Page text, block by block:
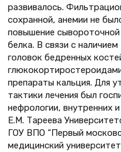
развивалось.
сохранной, анемии не
повышение
белка. В связи с
головок бедренных
препараты кальция. Для
тактики лечения был
нефрологии, внутренних
Е.М. Тареева
ГОУ ВПО “Первый
медицинский